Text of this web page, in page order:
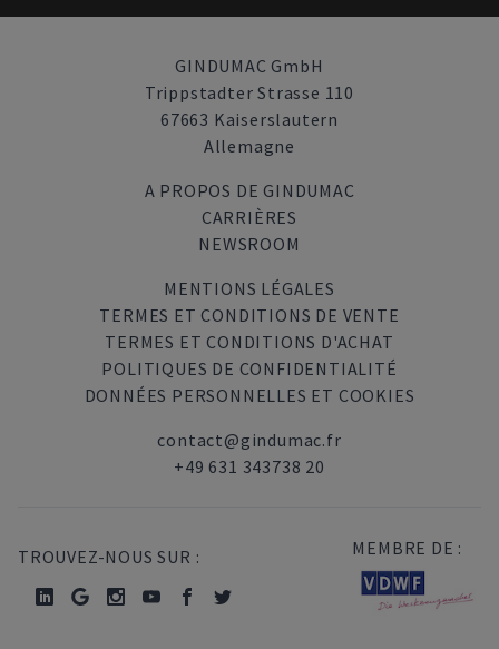
GINDUMAC GmbH
Trippstadter Strasse 110
67663 Kaiserslautern
Allemagne
A PROPOS DE GINDUMAC
CARRIÈRES
NEWSROOM
MENTIONS LÉGALES
TERMES ET CONDITIONS DE VENTE
TERMES ET CONDITIONS D'ACHAT
POLITIQUES DE CONFIDENTIALITÉ
DONNÉES PERSONNELLES ET COOKIES
contact@gindumac.fr
+49 631 343738 20
TROUVEZ-NOUS SUR : MEMBRE DE :